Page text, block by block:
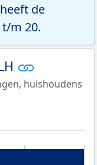
de
m 20.
huishoudens